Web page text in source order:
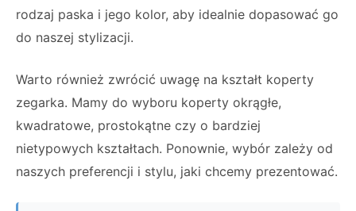
rodzaj paska i jego kolor, aby idealnie dopasować go
do naszej stylizacji.
Warto również zwrócić uwagę na kształt koperty
zegarka. Mamy do wyboru koperty okrągłe,
kwadratowe, prostokątne czy o bardziej
nietypowych kształtach. Ponownie, wybór zależy od
naszych preferencji i stylu, jaki chcemy prezentować.